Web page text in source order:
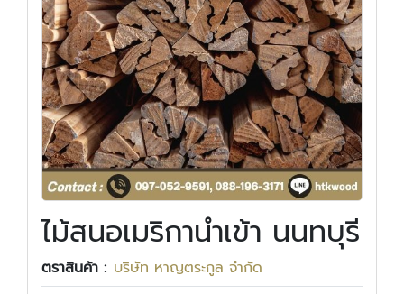
ไม้สนอเมริกานำเข้า นนทบุรี
ตราสินค้า : บริษัท หาญตระกูล จำกัด